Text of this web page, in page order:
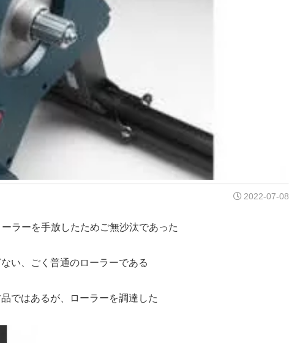
2022-07-08
ラーを手放したためご無沙汰であった
い、ごく普通のローラーである
ではあるが、ローラーを調達した